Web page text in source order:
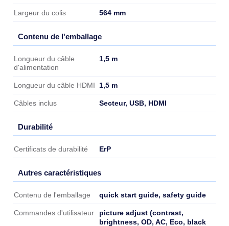
Largeur du colis 564 mm
Contenu de l'emballage
Contenu de l'emballage
Longueur du câble
d'alimentation
1,5 m
Longueur du câble HDMI 1,5 m
Câbles inclus Secteur, USB, HDMI
Durabilité
Durabilité
Certificats de durabilité ErP
Autres caractéristiques
Autres caractéristiques
Contenu de l'emballage quick start guide, safety guide
Commandes d'utilisateur
picture adjust (contrast,
brightness, OD, AC, Eco, black